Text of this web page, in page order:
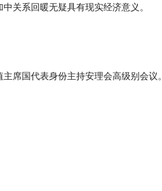
关系回暖无疑具有现实经济意义。
席国代表身份主持安理会高级别会议。